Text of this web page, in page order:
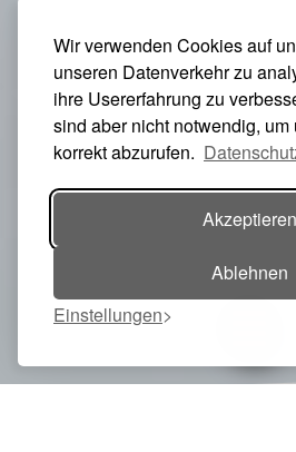
Wir verwenden Cookies auf
unseren Datenverkehr zu
ihre Usererfahrung zu
sind aber nicht notwendig, um
korrekt abzurufen.
Akzeptieren
Ablehnen
Einstellungen